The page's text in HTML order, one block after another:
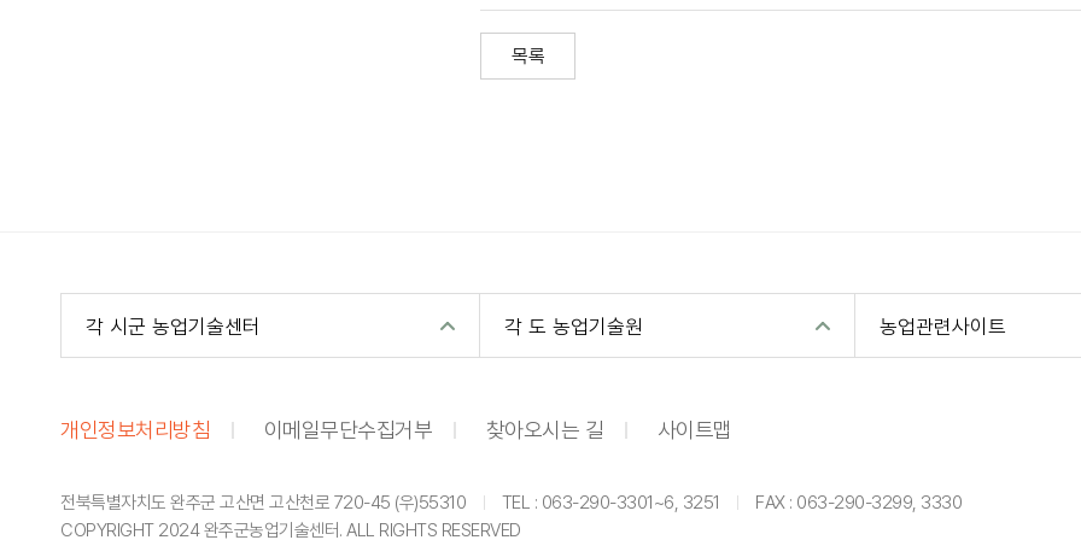
목록
각 시군 농업기술센터 각 도 농업기술원 농업관련사이트
개인정보처리방침 이메일무단수집거부 찾아오시는 길 사이트맵
전북특별자치도 완주군 고산면 고산천로 720-45 (우)55310 | TEL : 063-290-3301~6, 3251 |
FAX : 063-290-3299, 3330
COPYRIGHT 2024 완주군농업기술센터. ALL RIGHTS RESERVED